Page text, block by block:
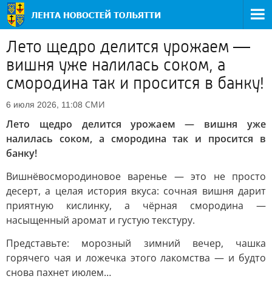
Лето щедро делится урожаем —
вишня уже налилась соком, а
смородина так и просится в банку!
6 июля 2026, 11:08 СМИ
Лето щедро делится урожаем — вишня уже
налилась соком, а смородина так и просится в
банку!
Вишнёвосмородиновое варенье — это не просто
десерт, а целая история вкуса: сочная вишня дарит
приятную кислинку, а чёрная смородина —
насыщенный аромат и густую текстуру.
Представьте: морозный зимний вечер, чашка
горячего чая и ложечка этого лакомства — и будто
снова пахнет июлем…